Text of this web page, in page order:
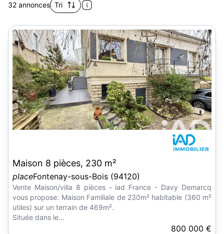
32 annonces Tri
Maison 8 pièces, 230 m²
placeFontenay-sous-Bois (94120)
Vente Maison/villa 8 pièces - iad France - Davy Demarcq
vous propose: Maison Familiale de 230m² habitable (360 m²
utiles) sur un terrain de 469m².
Située dans le...
800 000 €